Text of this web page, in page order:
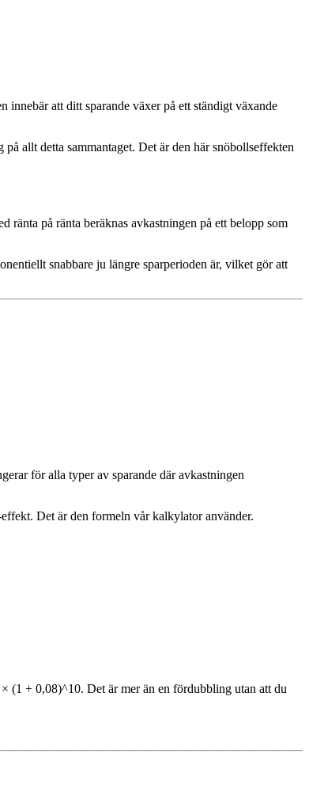
innebär att ditt sparande växer på ett ständigt växande
allt detta sammantaget. Det är den här snöbollseffekten
ränta på ränta beräknas avkastningen på ett belopp som
snabbare ju längre sparperioden är, vilket gör att
för alla typer av sparande där avkastningen
Det är den formeln vår kalkylator använder.
(1 + 0,08)^10. Det är mer än en fördubbling utan att du